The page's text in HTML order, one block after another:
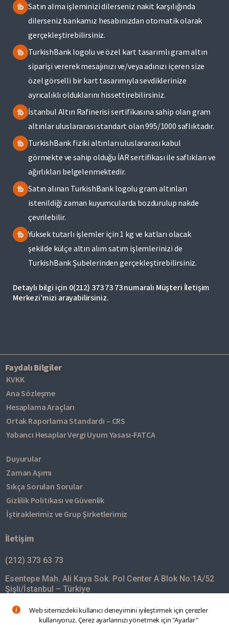
Satın alma işleminizi dilerseniz nakit karşılığında
dilerseniz bankamız hesabınızdan otomatik olarak
gerçekleştirebilirsiniz.​
TurkishBank logolu ve özel kart tasarımlı gram altın
siparişi vererek mesajınızı ve/veya adınızı içeren size
özel​ görselli ​bir kart tasarımıyla sevdiklerinize
ayrıcalıklı olduklarını hissettirebilirsiniz.
İstanbul Altın Rafinerisi sertifikasına sahip olan gram
altınlar uluslararası standart olan 995/1000 saflıktadır.
TurkishBank fiziki altınları uluslararası kabul
görmekte ve sahip olduğu İAR sertifikası ile saflıkları ve
ağırlıkları belgelenmektedir.
Satın alınan TurkishBank logolu gram altınları
istenildiği zaman kuyumcularda bozdurulup nakde
çevrilebilir.
Yüksek tutarlı işlemler için 1 kg ve katları olacak
şekilde külçe altın alım satım işlemlerinizi de
TurkishBank Şubelerinden gerçekleştirebilirsiniz​.
Detaylı bilgi için 0(212) 373 73 73 numaralı Müşteri İletişim
Merkezi’mizi arayabilirsiniz.
Faydalı Bilgiler
KVKK
Ana Sözleşme
Hesaplama Araçları
Ortak Raporlama Standardı – CRS
Yabancı Hesaplar Vergi Uyum Yasası-FATCA
Duyurular
Zaman Aşımı
Sıkça Sorulan Sorular
Gizlilik Politikası ve Güvenlik
İştiraklerimiz ve Grup Şirketlerimiz
İletişim
(212) 373 63 73
Esentepe Mah. Ali Kaya Sok. Pol Center A Blok No:1A/52
Şişli/İstanbul – Türkiye
mim@turkishbank.com